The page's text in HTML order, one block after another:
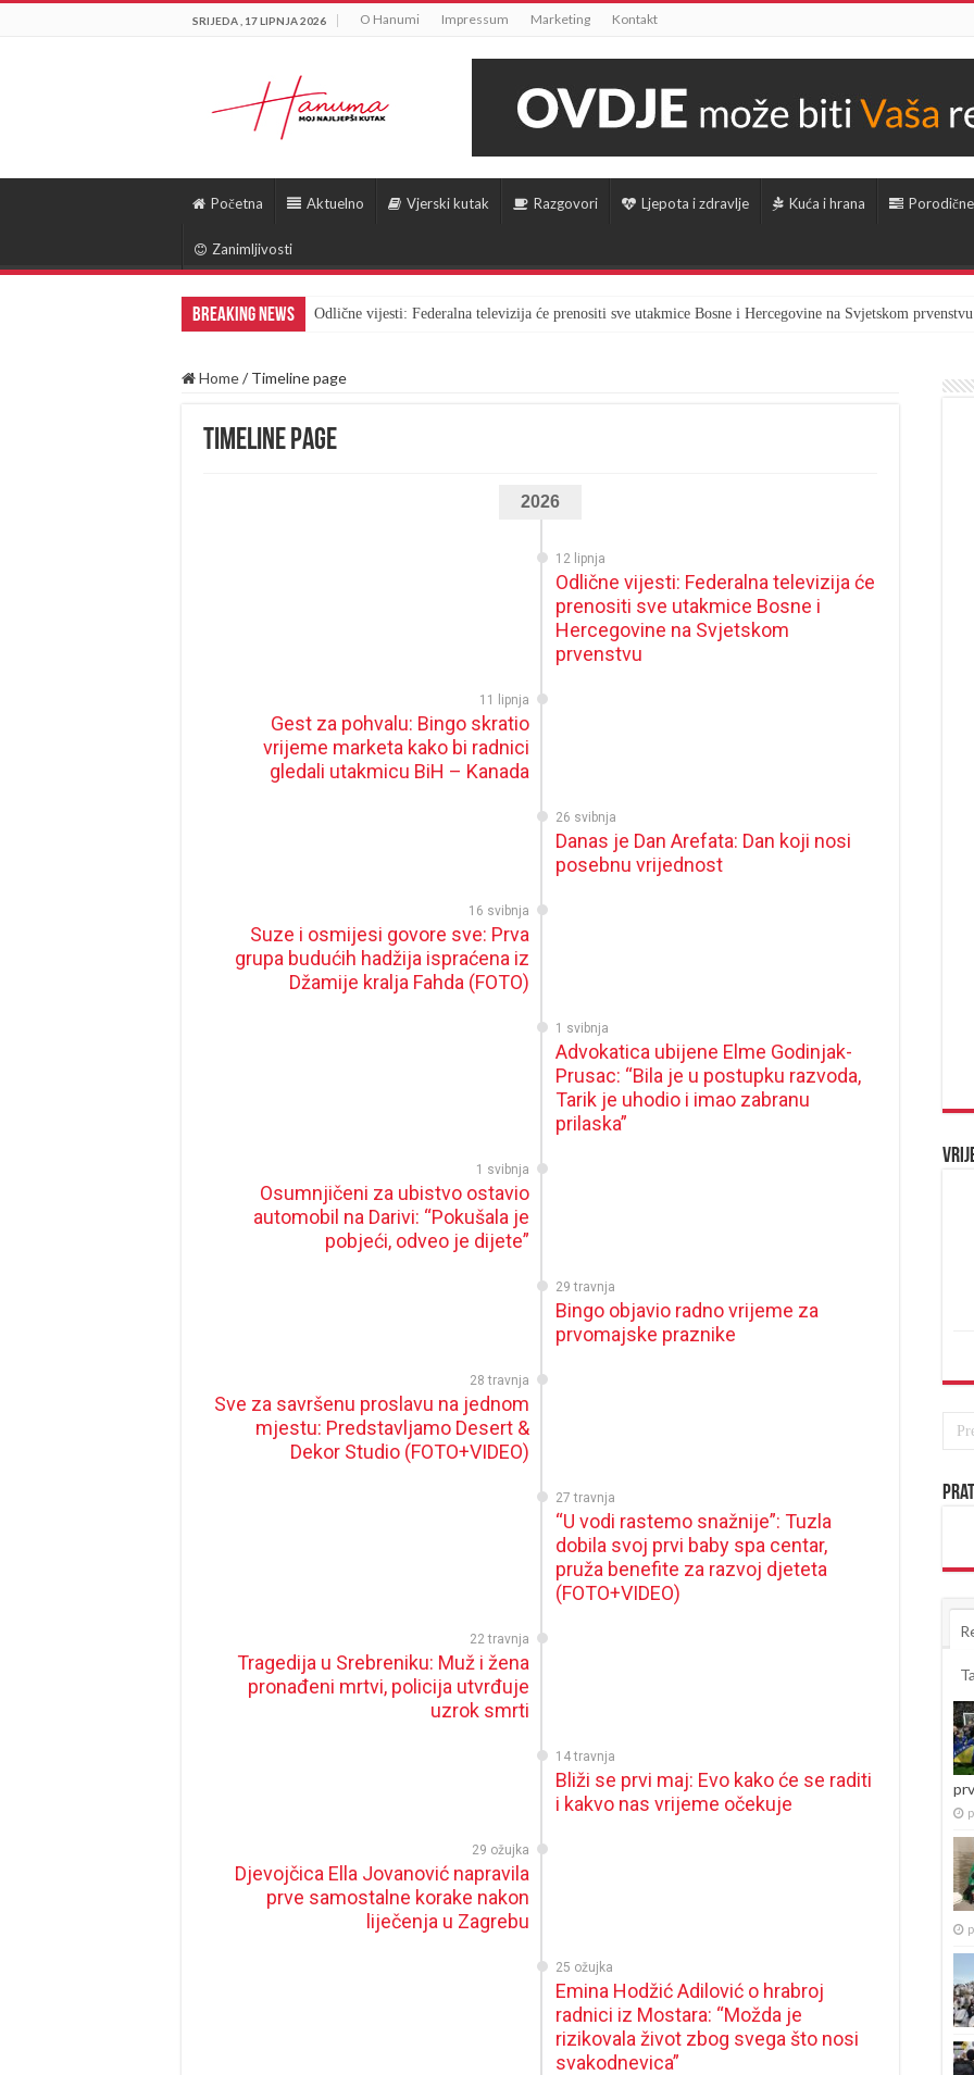
SRIJEDA , 17 LIPNJA 2026 O Hanumi Impressum Marketing Kontakt
Početna Aktuelno Vjerski kutak Razgovori Ljepota i zdravlje Kuća i hrana
Zanimljivosti
Breaking News Odlične vijesti: Federalna televizija će prenositi sve utakmice Bosne i Hercegovine na Svjetskom prvenstvu
Home/ Timeline page
Timeline page
2026
12 lipnja
Odlične vijesti: Federalna televizija će
prenositi sve utakmice Bosne i
Hercegovine na Svjetskom
prvenstvu
11 lipnja
Gest za pohvalu: Bingo skratio
vrijeme marketa kako bi radnici
gledali utakmicu BiH – Kanada
26 svibnja
Danas je Dan Arefata: Dan koji nosi
posebnu vrijednost
16 svibnja
Suze i osmijesi govore sve: Prva
grupa budućih hadžija ispraćena iz
Džamije kralja Fahda (FOTO)
1 svibnja
Advokatica ubijene Elme Godinjak-
Prusac: “Bila je u postupku razvoda,
Tarik je uhodio i imao zabranu
prilaska”
1 svibnja
Osumnjičeni za ubistvo ostavio
automobil na Darivi: “Pokušala je
pobjeći, odveo je dijete”
29 travnja
Bingo objavio radno vrijeme za
prvomajske praznike
28 travnja
Sve za savršenu proslavu na jednom
mjestu: Predstavljamo Desert &
Dekor Studio (FOTO+VIDEO)
27 travnja
“U vodi rastemo snažnije”: Tuzla
dobila svoj prvi baby spa centar,
pruža benefite za razvoj djeteta
(FOTO+VIDEO)
22 travnja
Tragedija u Srebreniku: Muž i žena
pronađeni mrtvi, policija utvrđuje
uzrok smrti
14 travnja
Bliži se prvi maj: Evo kako će se raditi
i kakvo nas vrijeme očekuje
29 ožujka
Djevojčica Ella Jovanović napravila
prve samostalne korake nakon
liječenja u Zagrebu
25 ožujka
Emina Hodžić Adilović o hrabroj
radnici iz Mostara: “Možda je
rizikovala život zbog svega što nosi
svakodnevica”